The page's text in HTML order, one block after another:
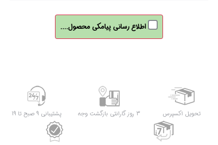
اطلاع رسانی پیامکی محصول....
تحویل اکسپرس 3 روز گارانتی بازگشت وجه پشتیبانی 9 صبح تا 19